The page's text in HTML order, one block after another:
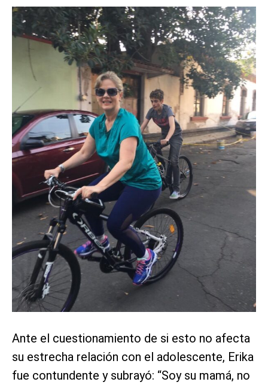
Ante el cuestionamiento de si esto no afecta
su estrecha relación con el adolescente, Erika
fue contundente y subrayó: “Soy su mamá, no